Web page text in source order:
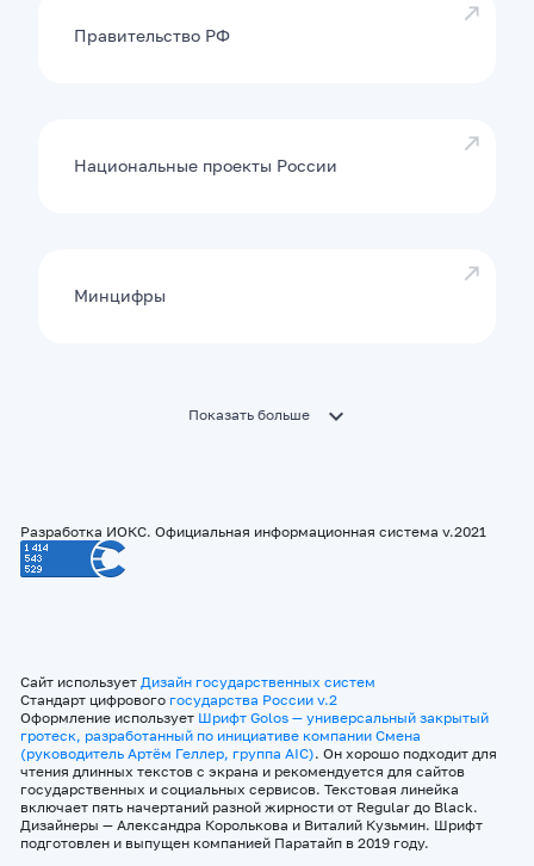
Правительство РФ
Национальные проекты России
Минцифры
Показать больше
Разработка ИОКС. Официальная информационная система v.2021
Сайт использует Дизайн государственных систем
Стандарт цифрового государства России v.2
Оформление использует Шрифт Golos — универсальный закрытый
гротеск, разработанный по инициативе компании Смена
(руководитель Артём Геллер, группа AIC). Он хорошо подходит для
чтения длинных текстов с экрана и рекомендуется для сайтов
государственных и социальных сервисов. Текстовая линейка
включает пять начертаний разной жирности от Regular до Black.
Дизайнеры — Александра Королькова и Виталий Кузьмин. Шрифт
подготовлен и выпущен компанией Паратайп в 2019 году.